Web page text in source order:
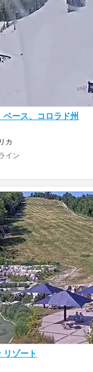
ース、コロラド州
カ
イン
リゾート